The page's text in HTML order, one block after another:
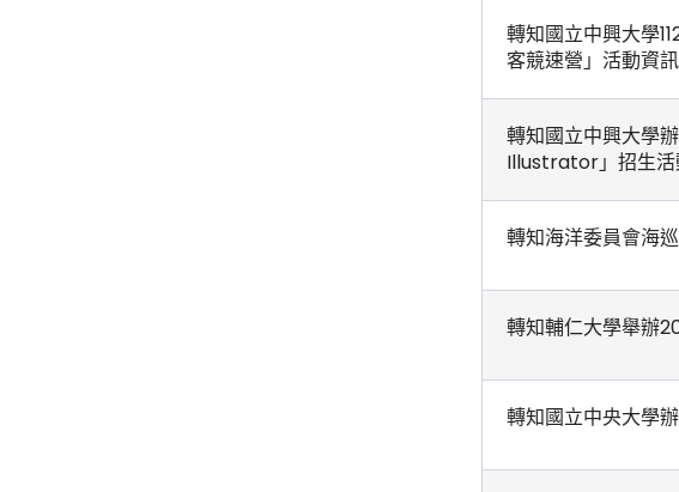
轉知國立中興大學
客競速營」活動資訊
轉知國立中興大學
Illustrator」招生活
轉知海洋委員會海
轉知輔仁大學舉辦
轉知國立中央大學